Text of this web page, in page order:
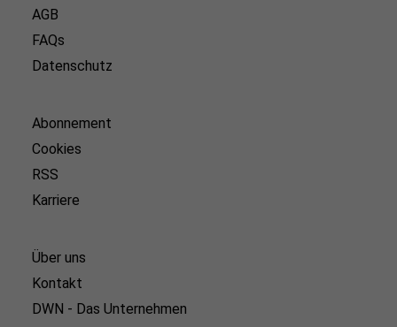
AGB
FAQs
Datenschutz
Abonnement
Cookies
RSS
Karriere
Über uns
Kontakt
DWN - Das Unternehmen